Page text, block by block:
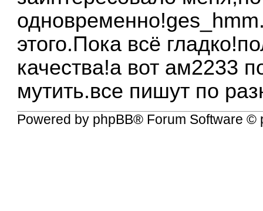
этого.Пока всё
качества!а вот ам2233
мутить.все пишут по
Powered by phpBB® Forum Software ©